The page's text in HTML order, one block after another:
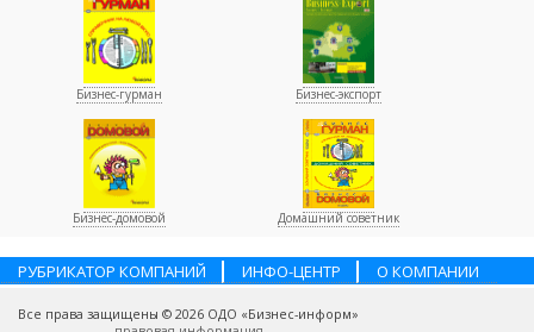
Бизнес-гурман Бизнес-экспорт
Бизнес-домовой Домашний советник
РУБРИКАТОР КОМПАНИЙ ИНФО-ЦЕНТР
О КОМПАНИИ
Все права защищены © 2026 ОДО «Бизнес-информ»